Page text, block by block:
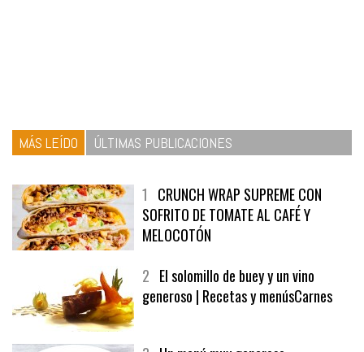
1CRUNCH WRAP SUPREME CON
SOFRITO DE TOMATE AL CAFÉ Y
MELOCOTÓN
2El solomillo de buey y un vino